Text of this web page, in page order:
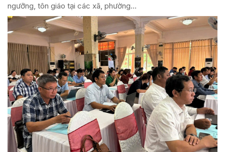
ngưỡng, tôn giáo tại các xã, phường...